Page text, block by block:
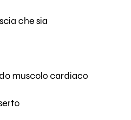
che sia
muscolo cardiaco